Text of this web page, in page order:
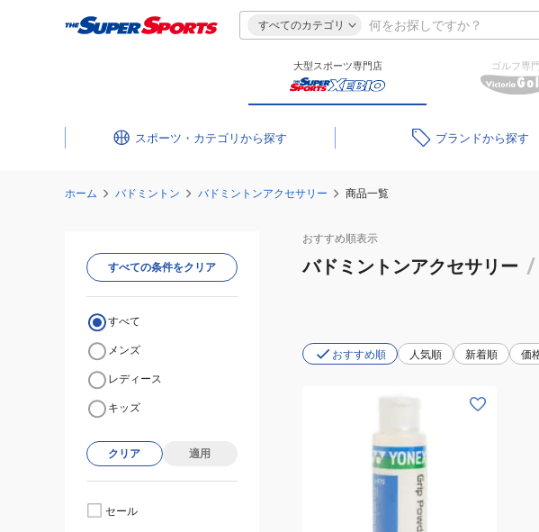
すべてのカテゴリ
大型スポーツ専門店 ゴルフ専門
スポーツ・カテゴリ ブランド
ホーム バドミントン バドミントンアクセサリー 商品一覧
おすすめ順表示
バドミントンアクセサリー /
おすすめ順 人気順 新着順 価
すべての条件をクリア
すべて
メンズ
レディース
キッズ
クリア 適用
セール